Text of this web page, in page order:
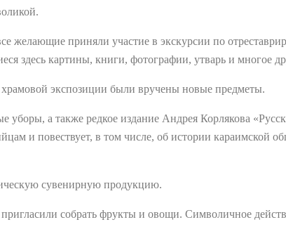
желающие приняли участие в экскурсии по
здесь картины, книги, фотографии, утварь и многое
экспозиции были вручены новые предметы.
а также редкое издание Андрея Корлякова
и повествует, в том числе, об истории караимской
сувенирную продукцию.
собрать фрукты и овощи. Символичное